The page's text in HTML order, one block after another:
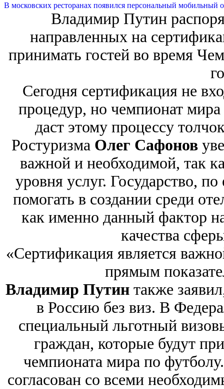
В московских ресторанах появился персональный мобильный
Владимир Путин
направленных на
принимать гостей во время
Сегодня сертификация не
процедур, но чемпионат
даст этому процессу
Ростуризма Олег Сафонов
важной и необходимой, так
уровня услуг. Государство,
помогать в создании среди
как именно данный фактор
качества
«Сертификация является
прямым
Владимир Путин также
в Россию без виз. В
специальный льготный
граждан, которые будут
чемпионата мира по
согласован со всеми